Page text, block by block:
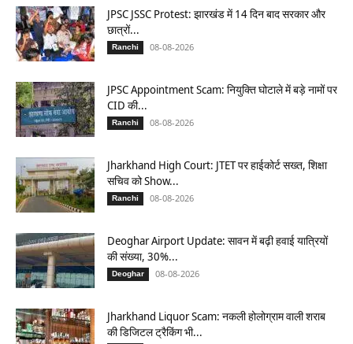
JPSC JSSC Protest: झारखंड में 14 दिन बाद सरकार और
छात्रों...
Ranchi 08-08-2026
JPSC Appointment Scam: नियुक्ति घोटाले में बड़े नामों पर
CID की...
Ranchi 08-08-2026
Jharkhand High Court: JTET पर हाईकोर्ट सख्त, शिक्षा
सचिव को Show...
Ranchi 08-08-2026
Deoghar Airport Update: सावन में बढ़ी हवाई यात्रियों
की संख्या, 30%...
Deoghar 08-08-2026
Jharkhand Liquor Scam: नकली होलोग्राम वाली शराब
की डिजिटल ट्रैकिंग भी...